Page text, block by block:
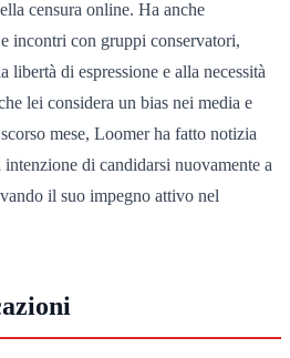
censura online. Ha anche
incontri con gruppi conservatori,
libertà di espressione e alla necessità
lei considera un bias nei media e
mese, Loomer ha fatto notizia
di candidarsi nuovamente a
il suo impegno attivo nel